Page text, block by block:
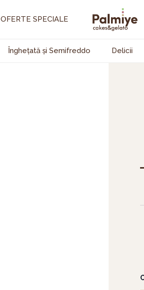
OFERTE SPECIALE
Înghețată și Semifreddo Delicii